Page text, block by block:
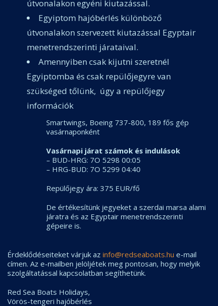
útvonalakon egyéni kiutazással.
Egyiptom hajóbérlés különböző
útvonalakon szervezett kiutazással Egyptair
menetrendszerinti járataival.
Amennyiben csak kijutni szeretnél
Egyiptomba és csak repülőjegyre van
szükséged tőlünk, úgy a repülőjegy
információk
Smartwings, Boeing 737-800, 189 fős gép
vasárnaponként
Vasárnapi járat számok és indulások
– BUD-HRG: 7O 5298 00:05
– HRG-BUD: 7O 5299 04:40
Repülőjegy ára: 375 EUR/fő
De értékesítünk jegyeket a szerdai marsa alami
járatra és az Egyptair menetrendszerinti
gépeire is.
Érdeklődéseiteket várjuk az info@redseaboats.hu e-mail
címen. Az e-mailben jelöljétek meg pontosan, hogy melyik
szolgáltatással kapcsolatban segíthetünk.
Red Sea Boats Holidays,
Vörös-tengeri hajóbérlés